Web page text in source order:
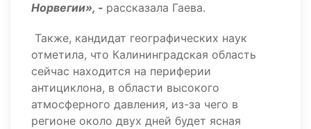
Норвегии», - рассказала Гаева.
Также, кандидат географических наук
отметила, что Калининградская область
сейчас находится на периферии
антициклона, в области высокого
атмосферного давления, из-за чего в
регионе около двух дней будет ясная